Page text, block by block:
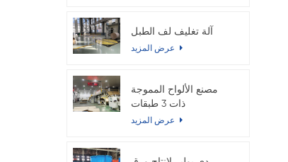
آلة تغليف لف الطبل
مصنع الألواح المموجة
ذات 3 طبقات